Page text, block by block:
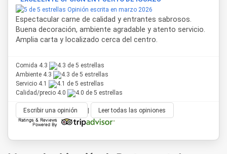
La Rueda 1975funciona como parrilla, restaurante de
pastas y mariscos, y punto de encuentro para visitantes
nacionales e internacionales que llegan a Puerto Iguazú
atraídos por las Cataratas. La cocina recupera el legado de
sin perder su esencia regional.
Opinión escrita en marzo 2026
Espectacular carne de calidad y entrantes sabrosos.
Buena decoración, ambiente agradable y atento servicio.
Amplia carta y localizado cerca del centro.
Comida 4.3
Ambiente 4.3
Servicio 4.1
Calidad/precio 4.0
Escribir una opinión Leer todas las opiniones